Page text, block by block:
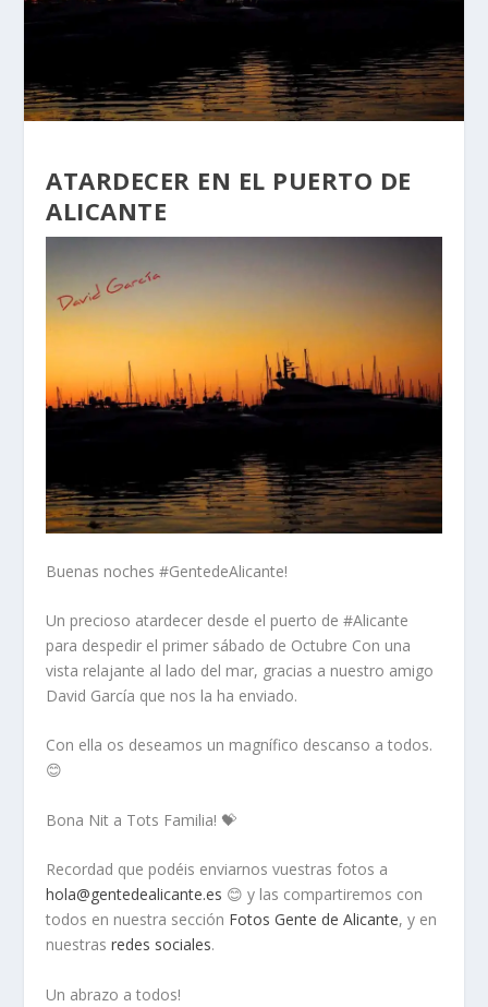
ATARDECER EN EL PUERTO DE
ALICANTE
Buenas noches #GentedeAlicante!
Un precioso atardecer desde el puerto de #Alicante
para despedir el primer sábado de Octubre Con una
vista relajante al lado del mar, gracias a nuestro amigo
David García que nos la ha enviado.
Con ella os deseamos un magnífico descanso a todos.
😊
Bona Nit a Tots Familia! 💝
Recordad que podéis enviarnos vuestras fotos a
hola@gentedealicante.es 😊 y las compartiremos con
todos en nuestra sección Fotos Gente de Alicante, y en
nuestrasredes sociales.
Un abrazo a todos!